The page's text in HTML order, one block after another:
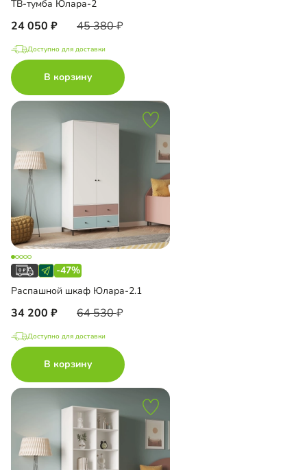
ТВ-тумба Юлара-2
24 050 45 380
Доступно для доставки
В корзину
-47%
Распашной шкаф Юлара-2.1
34 200 64 530
Доступно для доставки
В корзину